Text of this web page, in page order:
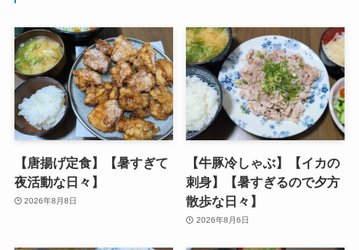
【唐揚げ定食】【暑すぎて
夜活動な日々】
2026年8月8日
【牛豚冷しゃぶ】【イカの
刺身】【暑すぎるので夕方
散歩な日々】
2026年8月6日